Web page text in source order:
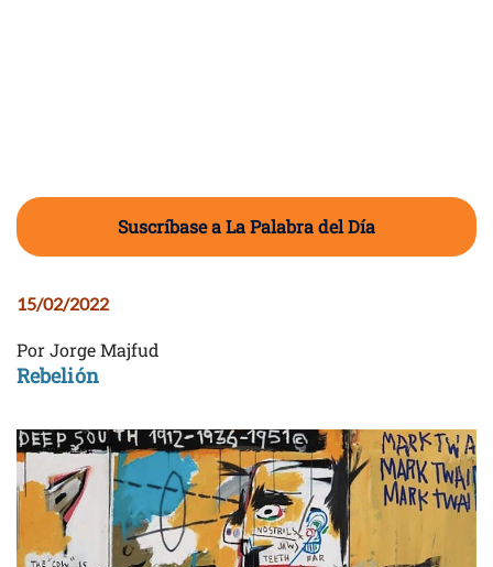
Suscríbase a La Palabra del Día
15/02/2022
Por Jorge Majfud
Rebelión